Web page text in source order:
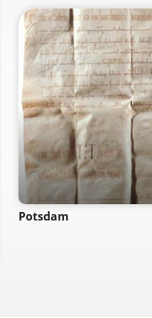
Potsdam